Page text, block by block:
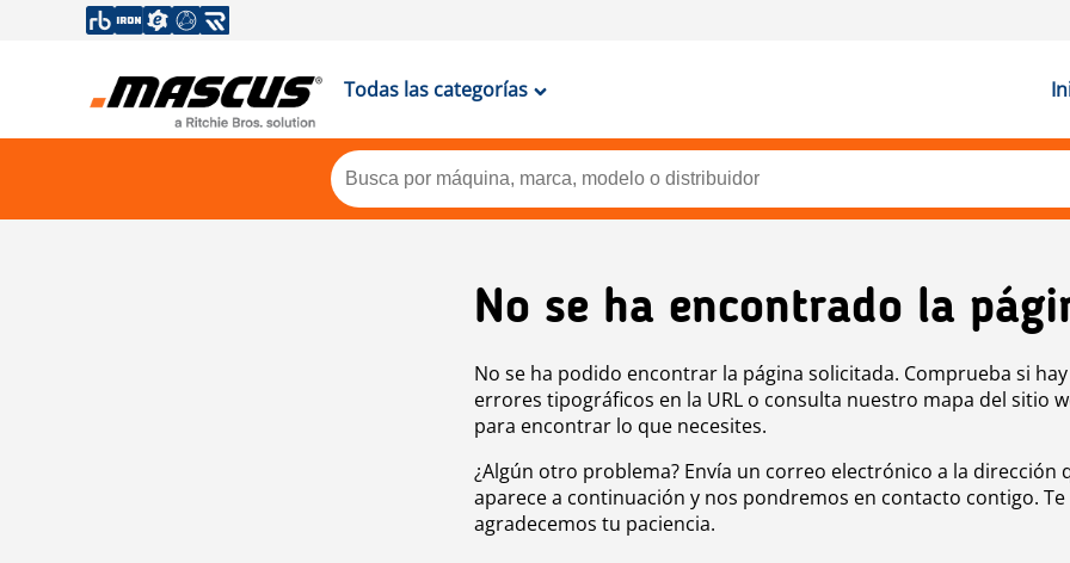
Todas las categorías
No se ha encontrado la
No se ha podido encontrar la página solicitada. Comprueba si hay
errores tipográficos en la URL o consulta nuestro mapa del sitio
para encontrar lo que necesites.
¿Algún otro problema? Envía un correo electrónico a la dirección
aparece a continuación y nos pondremos en contacto contigo. Te
agradecemos tu paciencia.